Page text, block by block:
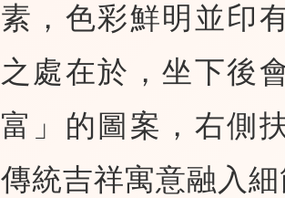
素，色彩鮮明並印
之處在於，坐下後
富」的圖案，右側
傳統吉祥寓意融入